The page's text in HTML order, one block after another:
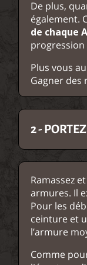
De plus,
également.
de chaque
progression
Plus vous
Gagner des
2 -
Ramassez
armures. Il
Pour les
ceinture et
l’armure
Comme